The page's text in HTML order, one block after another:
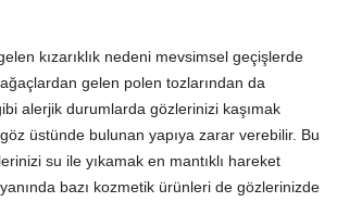
kızarıklık nedeni mevsimsel geçişlerde
gelen polen tozlarından da
alerjik durumlarda gözlerinizi kaşımak
üstünde bulunan yapıya zarar verebilir. Bu
su ile yıkamak en mantıklı hareket
bazı kozmetik ürünleri de gözlerinizde